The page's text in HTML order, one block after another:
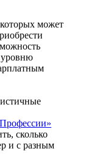
может
уровню
сколько
и с разным